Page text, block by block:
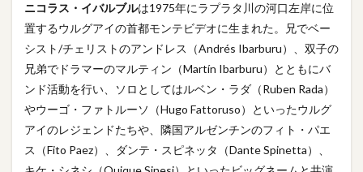
ニコラス・イバルブルは1975年にラプラタ川の河口左岸に位
置するウルグアイの首都モンテビデオに生まれた。兄でベー
シスト/チェリストのアンドレス（Andrés Ibarburu）、双子の
兄弟でドラマーのマルティン（Martín Ibarburu）とともにバ
ンド活動を行い、ソロとしてはルベン・ラダ（Ruben Rada）
やウーゴ・ファトルーソ（Hugo Fattoruso）といったウルグ
アイのレジェンドたちや、隣国アルゼンチンのフィト・パエ
ス（Fito Paez）、ダンテ・スピネッタ（Dante Spinetta）、